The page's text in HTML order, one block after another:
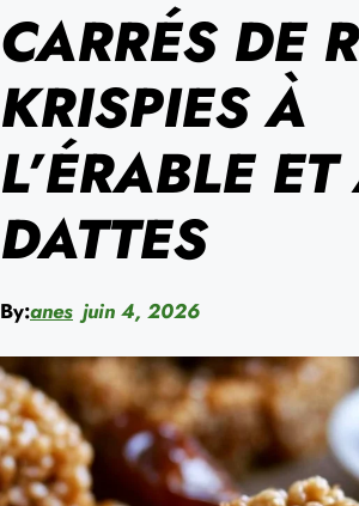
CARRÉS DE
KRISPIES À
L’ÉRABLE
DATTES
By:anes juin 4, 2026